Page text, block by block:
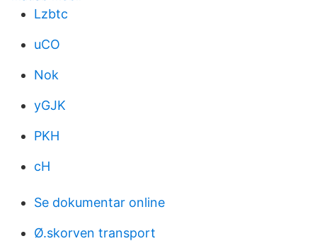
Lzbtc
uCO
Nok
yGJK
PKH
cH
Se dokumentar online
Ø.skorven transport